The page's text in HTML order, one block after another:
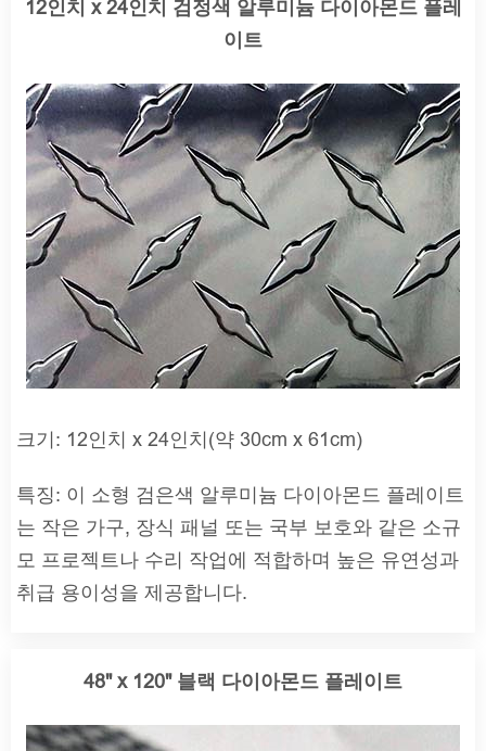
12인치 x 24인치 검정색 알루미늄 다이아몬드 플레
이트
크기: 12인치 x 24인치(약 30cm x 61cm)
특징: 이 소형 검은색 알루미늄 다이아몬드 플레이트
는 작은 가구, 장식 패널 또는 국부 보호와 같은 소규
모 프로젝트나 수리 작업에 적합하며 높은 유연성과
취급 용이성을 제공합니다.
48" x 120" 블랙 다이아몬드 플레이트